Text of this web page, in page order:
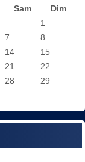
Sam
Dim
1
7
8
14
15
21
22
28
29